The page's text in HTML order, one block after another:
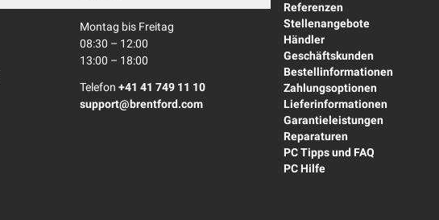
Montag bis Freitag
08:30 – 12:00
13:00 – 18:00
Telefon +41 41 749 11 10
support@brentford.com
Referenzen
Stellenangebote
Händler
Geschäftskunden
Bestellinformationen
Zahlungsoptionen
Lieferinformationen
Garantieleistungen
Reparaturen
PC Tipps und FAQ
PC Hilfe